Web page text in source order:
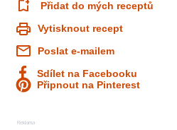
Přidat do mých receptů
Vytisknout recept
Poslat e-mailem
Sdílet na Facebooku
Připnout na Pinterest
Reklama